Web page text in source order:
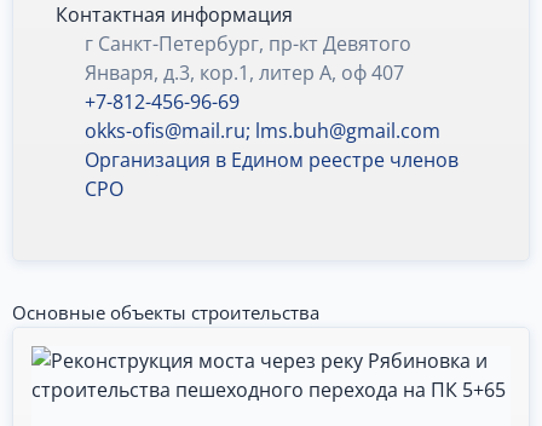
Контактная информация
г Санкт-Петербург, пр-кт Девятого
Января, д.3, кор.1, литер А, оф 407
+7-812-456-96-69
okks-ofis@mail.ru; lms.buh@gmail.com
Организация в Едином реестре членов
СРО
Основные объекты строительства